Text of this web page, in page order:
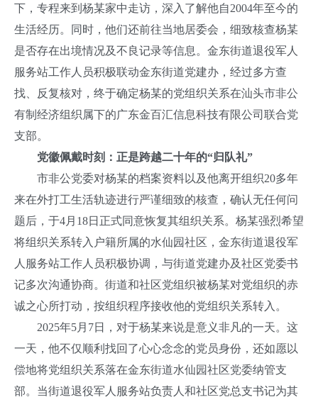
下，专程来到杨某家中走访，深入了解他自2004年至今的
生活经历。同时，他们还前往当地居委会，细致核查杨某
是否存在出境情况及不良记录等信息。金东街道退役军人
服务站工作人员积极联动金东街道党建办，经过多方查
找、反复核对，终于确定杨某的党组织关系在汕头市非公
有制经济组织属下的广东金百汇信息科技有限公司联合党
支部。
党徽佩戴时刻：正是跨越二十年的“归队礼”
市非公党委对杨某的档案资料以及他离开组织20多年
来在外打工生活轨迹进行严谨细致的核查，确认无任何问
题后，于4月18日正式同意恢复其组织关系。杨某强烈希望
将组织关系转入户籍所属的水仙园社区，金东街道退役军
人服务站工作人员积极协调，与街道党建办及社区党委书
记多次沟通协商。街道和社区党组织被杨某对党组织的赤
诚之心所打动，按组织程序接收他的党组织关系转入。
2025年5月7日，对于杨某来说是意义非凡的一天。这
一天，他不仅顺利找回了心心念念的党员身份，还如愿以
偿地将党组织关系落在金东街道水仙园社区党委纳管支
部。当街道退役军人服务站负责人和社区党总支书记为其